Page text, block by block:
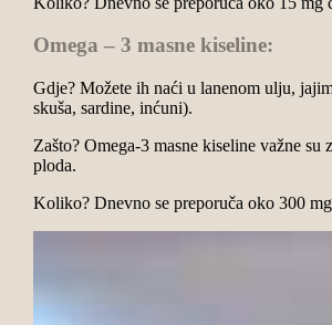
Omega – 3 masne kiseline:
Gdje? Možete ih naći u lanenom ulju,
skuša, sardine, inćuni).
Zašto? Omega-3 masne kiseline važne su
ploda.
Koliko? Dnevno se preporuča oko 300